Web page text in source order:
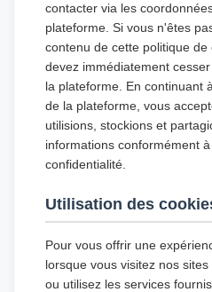
contacter via les
plateforme. Si vous n'êtes
contenu de cette politique
devez immédiatement
la plateforme. En continuant
de la plateforme, vous
utilisions, stockions et
informations conformément
confidentialité.
Utilisation des
Pour vous offrir une
lorsque vous visitez nos
ou utilisez les services